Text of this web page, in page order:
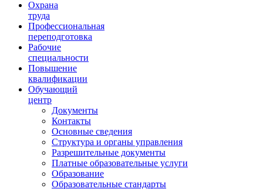
Ориентир охраны труда
Охрана
труда
Профессиональная
переподготовка
Рабочие
специальности
Повышение
квалификации
Обучающий
центр
Документы
Контакты
Основные сведения
Структура и органы управления
Разрешительные документы
Платные образовательные услуги
Образование
Образовательные стандарты